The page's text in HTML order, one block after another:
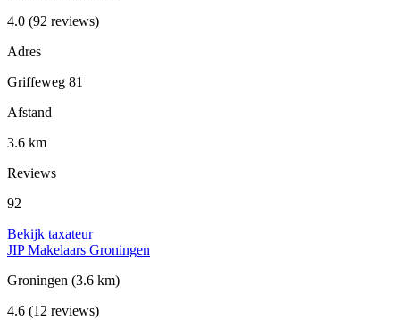
4.0 (92 reviews)
Adres
Griffeweg 81
Afstand
3.6 km
Reviews
92
Bekijk taxateur
JIP Makelaars Groningen
Groningen (3.6 km)
4.6 (12 reviews)